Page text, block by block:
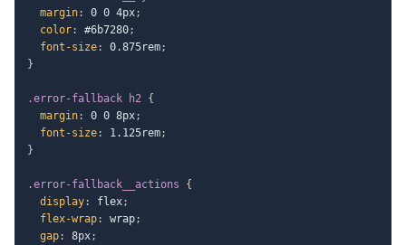
margin: 0 0 4px;
color: #6b7280;
font-size: 0.875rem;
}
.error-fallback h2 {
margin: 0 0 8px;
font-size: 1.125rem;
}
.error-fallback__actions
{
display: flex;
flex-wrap: wrap;
gap: 8px;